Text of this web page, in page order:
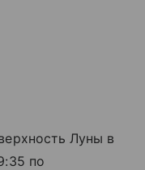
Луны в
по